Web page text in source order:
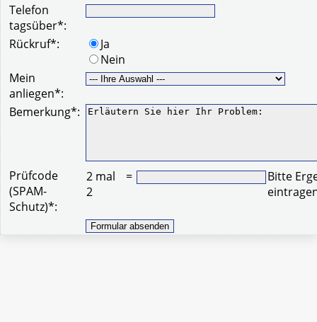
Telefon
tagsüber*:
Rückruf*:
Ja
Nein
Mein
anliegen*:
Bemerkung*:
Prüfcode
(SPAM-
Schutz)*:
2 mal
2
=
Bitte